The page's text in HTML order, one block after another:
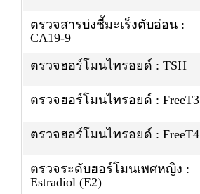
ตรวจสารบ่งชี้มะเร็งตับอ่อน :
CA19-9
ตรวจฮอร์โมนไทรอยด์ : TSH
ตรวจฮอร์โมนไทรอยด์ : FreeT3
ตรวจฮอร์โมนไทรอยด์ : FreeT4
ตรวจระดับฮอร์โมนเพศหญิง :
Estradiol (E2)